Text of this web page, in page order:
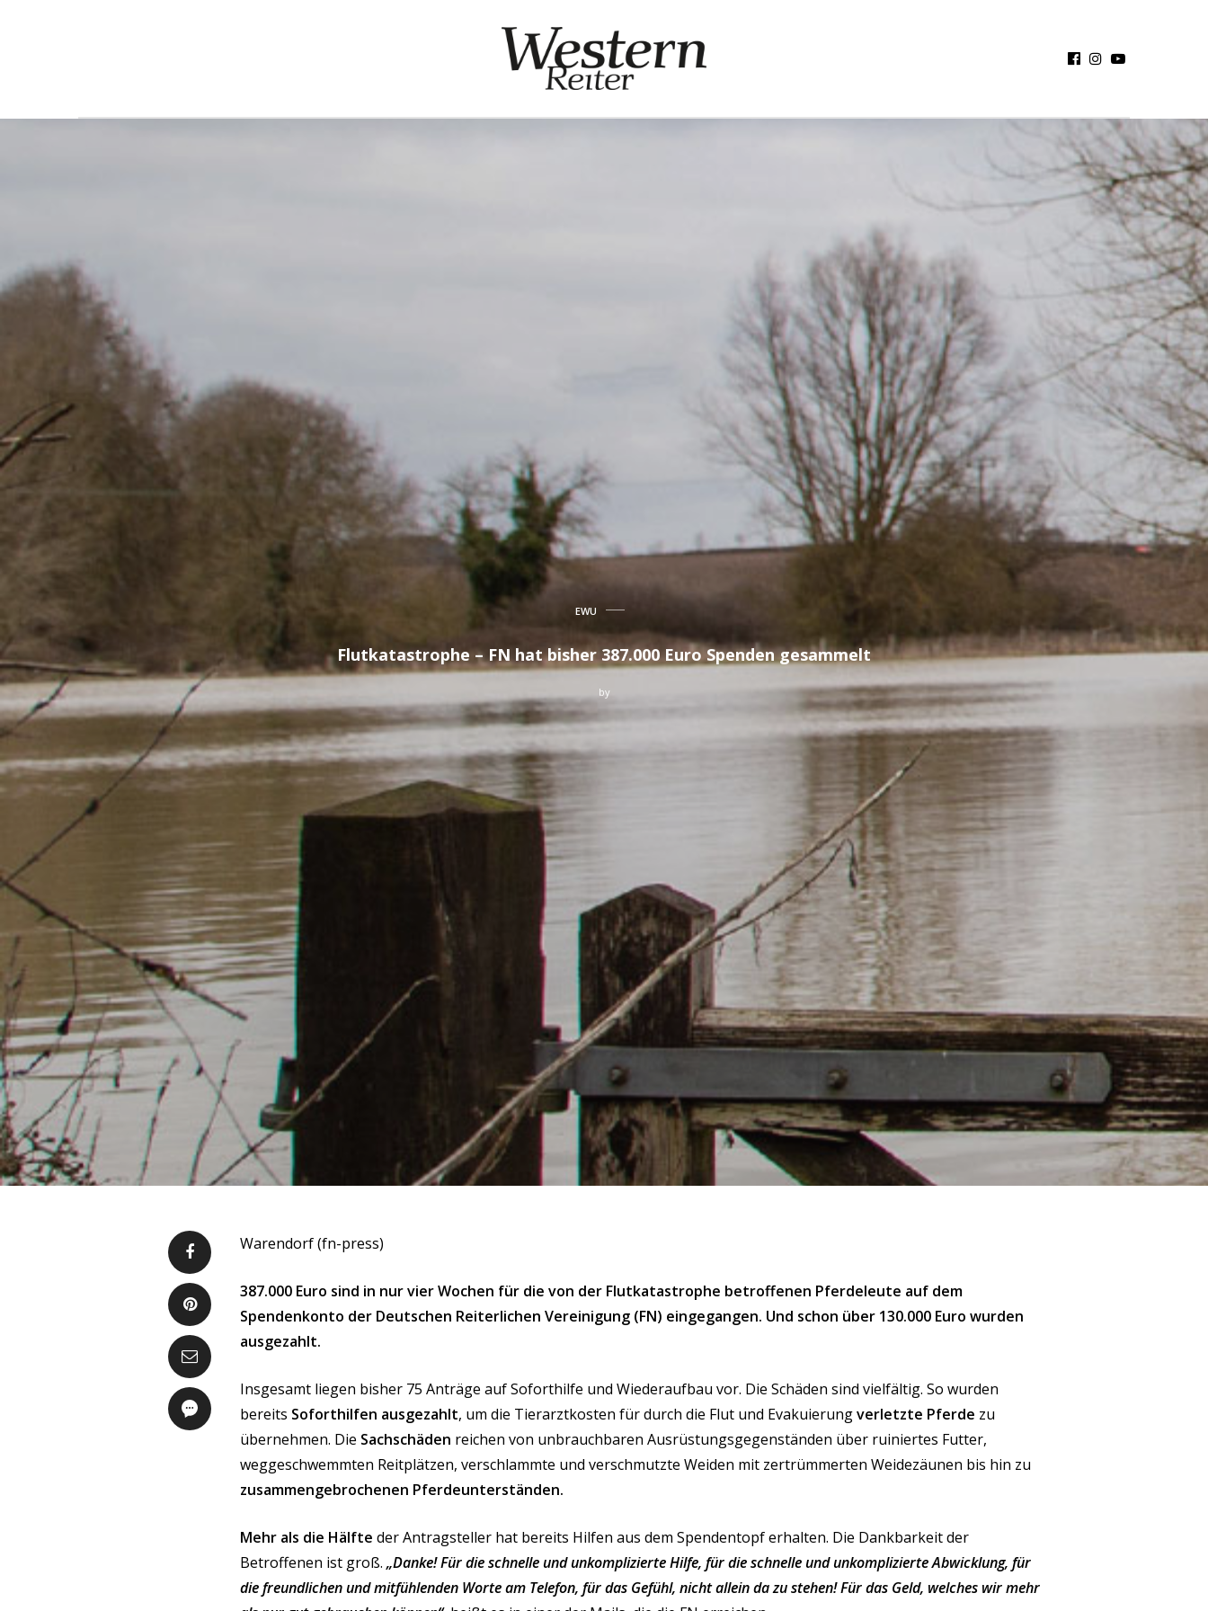
EWU
Flutkatastrophe – FN hat bisher 387.000 Euro Spenden gesammelt
by
Warendorf (fn-press)
387.000 Euro sind in nur vier Wochen für die von der Flutkatastrophe betroffenen Pferdeleute auf dem
Spendenkonto der Deutschen Reiterlichen Vereinigung (FN) eingegangen. Und schon über 130.000 Euro wurden
ausgezahlt.
Insgesamt liegen bisher 75 Anträge auf Soforthilfe und Wiederaufbau vor. Die Schäden sind vielfältig. So wurden
bereits Soforthilfen ausgezahlt, um die Tierarztkosten für durch die Flut und Evakuierungverletzte Pferde zu
übernehmen. Die Sachschäden reichen von unbrauchbaren Ausrüstungsgegenständen über ruiniertes Futter,
weggeschwemmten Reitplätzen, verschlammte und verschmutzte Weiden mit zertrümmerten Weidezäunen bis hin zu
zusammengebrochenen Pferdeunterständen.
Mehr als die Hälfte der Antragsteller hat bereits Hilfen aus dem Spendentopf erhalten. Die Dankbarkeit der
Betroffenen ist groß. „Danke! Für die schnelle und unkomplizierte Hilfe, für die schnelle und unkomplizierte Abwicklung, für
die freundlichen und mitfühlenden Worte am Telefon, für das Gefühl, nicht allein da zu stehen! Für das Geld, welches wir mehr